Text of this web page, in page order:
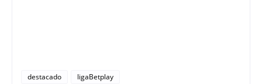
destacado ligaBetplay